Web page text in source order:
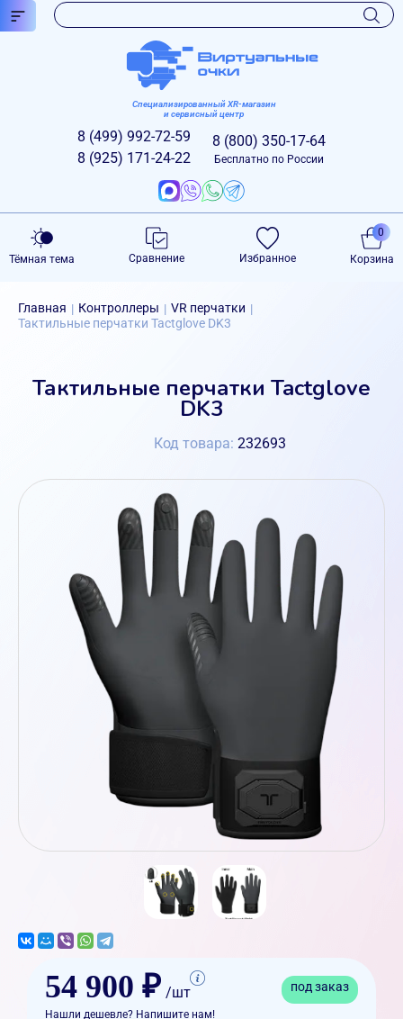
Специализированный XR-магазин
и сервисный центр
8 (499) 992-72-59
8 (925) 171-24-22
8 (800) 350-17-64
Бесплатно по России
Тёмная тема Сравнение Избранное Корзина
0
Главная | Контроллеры | VR перчатки |
Тактильные перчатки Tactglove DK3
Тактильные перчатки Tactglove
DK3
Код товара: 232693
54 900 ₽ /шт под заказ
Нашли дешевле? Напишите нам!